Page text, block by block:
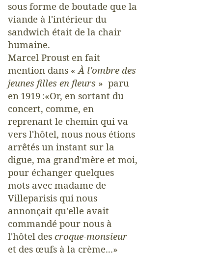
sous forme de boutade que la
viande à l'intérieur du
sandwich était de la chair
humaine.
Marcel Proust en fait
mention dans «À l'ombre des
jeunes filles en fleurs » paru
en 1919 :«Or, en sortant du
concert, comme, en
reprenant le chemin qui va
vers l'hôtel, nous nous étions
arrêtés un instant sur la
digue, ma grand'mère et moi,
pour échanger quelques
mots avec madame de
Villeparisis qui nous
annonçait qu'elle avait
commandé pour nous à
l'hôtel des croque-monsieur
et des œufs à la crème...»